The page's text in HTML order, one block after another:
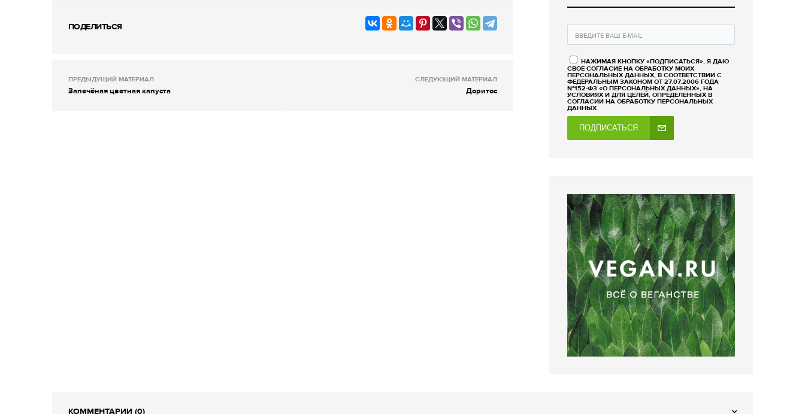
ПОДЕЛИТЬСЯ
ПРЕДЫДУЩИЙ МАТЕРИАЛ
Запечёная цветная капуста
СЛЕДУЮЩИЙ МАТЕРИАЛ
Доритос
НАЖИМАЯ КНОПКУ «ПОДПИСАТЬСЯ», Я ДАЮ
СВОЕ СОГЛАСИЕ НА ОБРАБОТКУ МОИХ
ПЕРСОНАЛЬНЫХ ДАННЫХ, В СООТВЕТСТВИИ С
ФЕДЕРАЛЬНЫМ ЗАКОНОМ ОТ 27.07.2006 ГОДА
№152-ФЗ «О ПЕРСОНАЛЬНЫХ ДАННЫХ», НА
УСЛОВИЯХ И ДЛЯ ЦЕЛЕЙ, ОПРЕДЕЛЕННЫХ В
СОГЛАСИИ НА ОБРАБОТКУ ПЕРСОНАЛЬНЫХ
ДАННЫХ
ПОДПИСАТЬСЯ
КОММЕНТАРИИ (0)